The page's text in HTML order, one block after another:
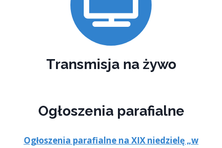
Transmisja na żywo
Ogłoszenia parafialne
Ogłoszenia parafialne na XIX niedzielę „w